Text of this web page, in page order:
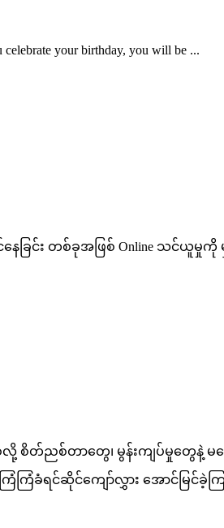
your birthday, you will be ...
ေခြင်း တစ်ခုအဖြစ် Online သင်ယူမှုကို
စိတ်ညစ်တာတွေ၊ မွန်းကျပ်မှုတွေနဲ့ မ
င်ဆိုင်ကျော်လွှား အောင်မြင်ခဲ့ကြတဲ့